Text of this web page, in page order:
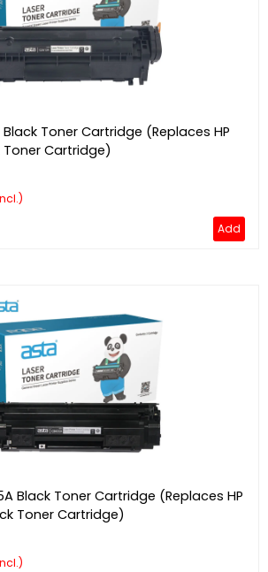
Black Toner Cartridge (Replaces HP
Toner Cartridge)
Add
Black Toner Cartridge (Replaces HP
Toner Cartridge)